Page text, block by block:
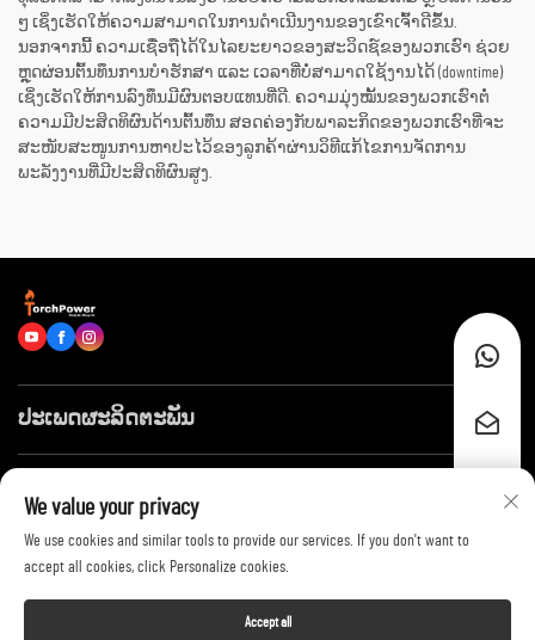
ໆ ເຊິ່ງເຮັດໃຫ້ຄວາມສາມາດໃນການດຳເນີນງານຂອງເຂົາເຈົ້າດີຂຶ້ນ.
ນອກຈາກນີ້ ຄວາມເຊື່ອຖືໄດ້ໃນໄລຍະຍາວຂອງສະວິດຊ໌ຂອງພວກເຮົາ ຊ່ວຍ
ຫຼຸດຜ່ອນຕົ້ນທຶນການບໍາຮັກສາ ແລະ ເວລາທີ່ບໍ່ສາມາດໃຊ້ງານໄດ້ (downtime)
ເຊິ່ງເຮັດໃຫ້ການລົງທຶນມີຜົນຕອບແທນທີ່ດີ. ຄວາມມຸ່ງໝັ້ນຂອງພວກເຮົາຕໍ່
ຄວາມມີປະສິດທິຜົນດ້ານຕົ້ນທຶນ ສອດຄ່ອງກັບພາລະກິດຂອງພວກເຮົາທີ່ຈະ
ສະໜັບສະໜູນການຫາປະໄວ້ຂອງລູກຄ້າຜ່ານວິທີແກ້ໄຂການຈັດການ
ພະລັງງານທີ່ມີປະສິດທິຜົນສູງ.
ປະເພດຜະລິດຕະພັນ
ຕິດຕໍ່ພວກເຮົາ
We value your privacy
We use cookies and similar tools to provide our services. If you don't want to
accept all cookies, click Personalize cookies.
Accept all